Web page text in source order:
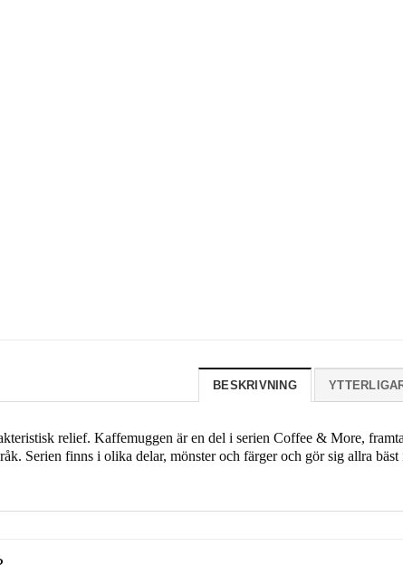
BESKRIVNING
relief. Kaffemuggen är en del i serien Coffee & More,
Serien finns i olika delar, mönster och färger och gör sig allra